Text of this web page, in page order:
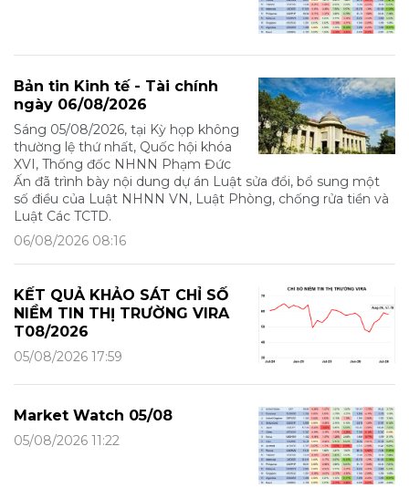
Bản tin Kinh tế - Tài chính
ngày 06/08/2026
Sáng 05/08/2026, tại Kỳ họp không
thường lệ thứ nhất, Quốc hội khóa
XVI, Thống đốc NHNN Phạm Đức
Ấn đã trình bày nội dung dự án Luật sửa đổi, bổ sung một
số điều của Luật NHNN VN, Luật Phòng, chống rửa tiền và
Luật Các TCTD.
06/08/2026 08:16
KẾT QUẢ KHẢO SÁT CHỈ SỐ
NIỀM TIN THỊ TRƯỜNG VIRA
T08/2026
05/08/2026 17:59
Market Watch 05/08
05/08/2026 11:22